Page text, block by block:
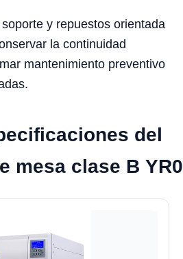
y repuestos orientada
la continuidad
mantenimiento preventivo
del
mesa clase B